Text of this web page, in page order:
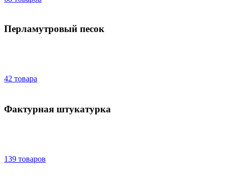
Перламутровый песок
42 товара
Фактурная штукатурка
139 товаров